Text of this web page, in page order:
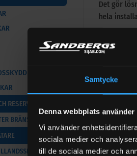
Samtycke
Denna webbplats
Vi använder
sociala medier och
till de sociala medier och
RESERVDELAR
BRÄNSLETANKAR
Det gör
hela
Systemet
skalbar
Flexibel
OCIO
ger stor
Den
styra hur